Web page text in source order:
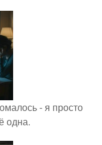
- я просто
одна.